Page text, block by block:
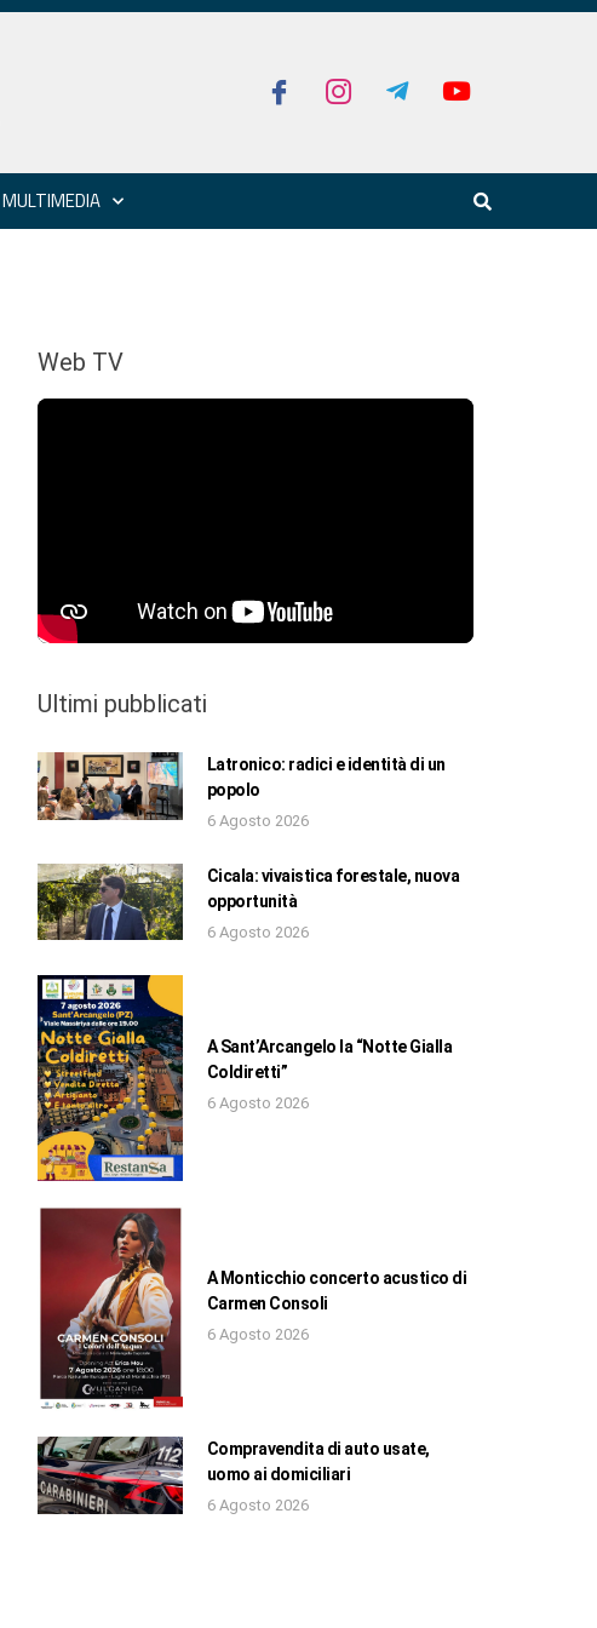
MULTIMEDIA
Web TV
Ultimi pubblicati
Latronico: radici e identità di un
popolo
6 Agosto 2026
Cicala: vivaistica forestale, nuova
opportunità
6 Agosto 2026
A Sant’Arcangelo la “Notte Gialla
Coldiretti”
6 Agosto 2026
A Monticchio concerto acustico di
Carmen Consoli
6 Agosto 2026
Compravendita di auto usate,
uomo ai domiciliari
6 Agosto 2026